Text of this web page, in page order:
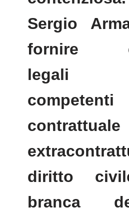
Sergio
fornire
legali
diritto
branca